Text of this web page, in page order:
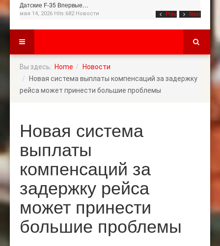
Prev Next
Датские F-35 Впервые…
мая 14, 2026 Hits:682 Новости
Вы здесь: Home
Новости
Новая система выплаты компенсаций за задержку
рейса может принести большие проблемы
Новая система
выплаты
компенсаций за
задержку рейса
может принести
большие проблемы